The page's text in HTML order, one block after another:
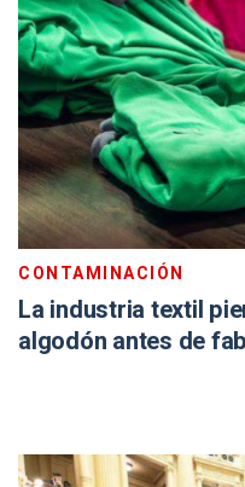
CONTAMINACIÓN
La industria textil
algodón antes de